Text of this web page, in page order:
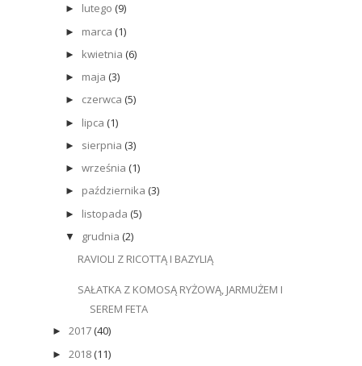
► lutego (9)
► marca (1)
► kwietnia (6)
► maja (3)
► czerwca (5)
► lipca (1)
► sierpnia (3)
► września (1)
► października (3)
► listopada (5)
▼ grudnia (2)
RAVIOLI Z RICOTTĄ I BAZYLIĄ
SAŁATKA Z KOMOSĄ RYŻOWĄ, JARMUŻEM I
SEREM FETA
► 2017 (40)
► 2018 (11)